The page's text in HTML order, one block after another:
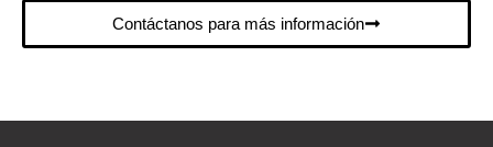
Contáctanos para más información